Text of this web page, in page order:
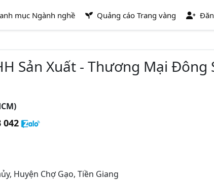
mục Ngành nghề Quảng cáo Trang vàng
Sản Xuất - Thương Mại Đông
042
Huyện Chợ Gạo, Tiền Giang